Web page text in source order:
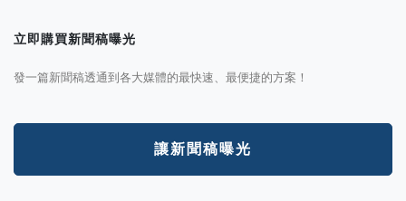
立即購買新聞稿曝光
發一篇新聞稿透通到各大媒體的最快速、最便捷的方案！
讓新聞稿曝光